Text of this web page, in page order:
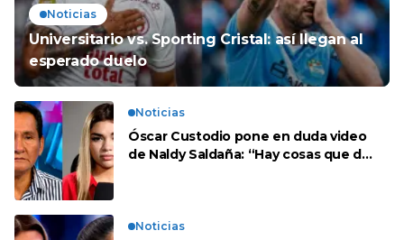
Noticias
Universitario vs. Sporting Cristal: así llegan al
esperado duelo
Noticias
Óscar Custodio pone en duda video
de Naldy Saldaña: “Hay cosas que de
Noticias